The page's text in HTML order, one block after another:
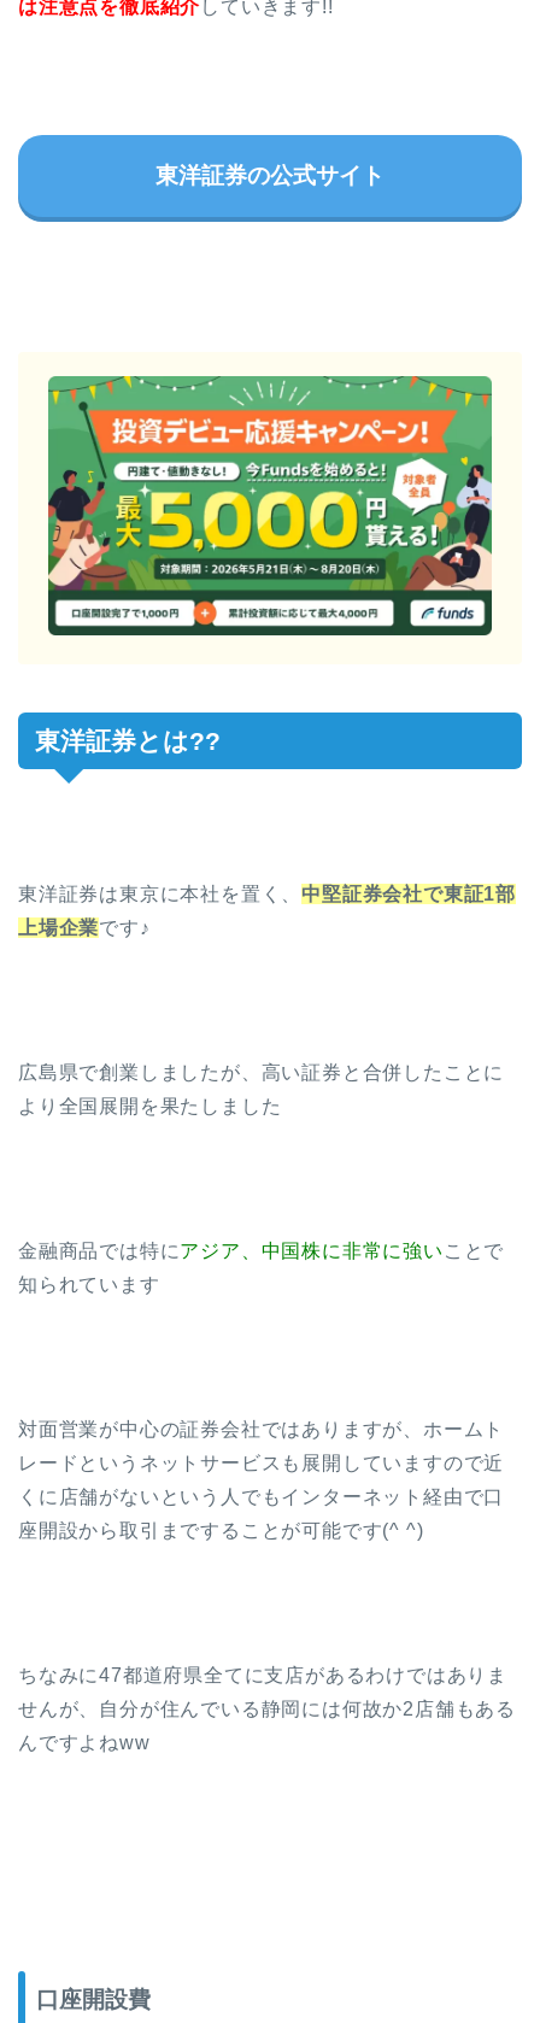
は注意点を徹底紹介していきます!!
東洋証券の公式サイト
東洋証券とは??
東洋証券は東京に本社を置く、 中堅証券会社で東証1部
上場企業です♪
広島県で創業しましたが、高い証券と合併したことに
より全国展開を果たしました
金融商品では特にアジア、中国株に非常に強い ことで
知られています
対面営業が中心の証券会社ではありますが、ホームト
レードというネットサービスも展開していますので近
くに店舗がないという人でもインターネット経由で口
座開設から取引まですることが可能です(^ ^)
ちなみに47都道府県全てに支店があるわけではありま
せんが、自分が住んでいる静岡には何故か2店舗もある
んですよねww
口座開設費